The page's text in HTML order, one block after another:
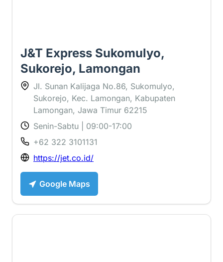
J&T Express Sukomulyo,
Sukorejo, Lamongan
Jl. Sunan Kalijaga No.86, Sukomulyo,
Sukorejo, Kec. Lamongan, Kabupaten
Lamongan, Jawa Timur 62215
Senin-Sabtu | 09:00-17:00
+62 322 3101131
https://jet.co.id/
Google Maps